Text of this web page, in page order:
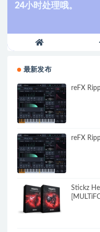
24小时处理哦。
最新发布
reFX
reFX
Stickz